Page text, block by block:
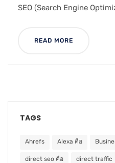
SEO (Search Engine
READ MORE
TAGS
Ahrefs Alexa คือ
direct seo คือ direct traffic